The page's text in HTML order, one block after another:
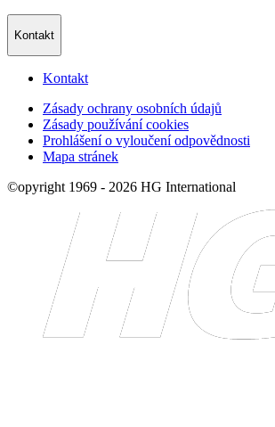
Kontakt
Kontakt
Zásady ochrany osobních údajů
Zásady používání cookies
Prohlášení o vyloučení odpovědnosti
Mapa stránek
©opyright 1969 - 2026 HG International